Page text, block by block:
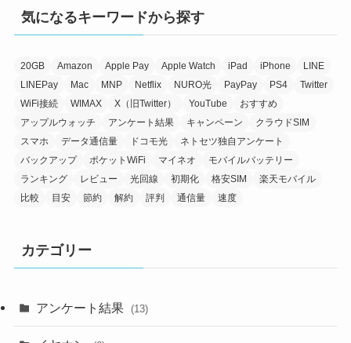
気になるキーワードから探す
20GB Amazon Apple Pay Apple Watch iPad iPhone
LINE
LINEPay
Mac MNP Netflix NURO光 PayPay PS4
Twitter
WiFi接続
WIMAX X（旧Twitter） YouTube
おすすめ
アップルウォッチ
アンケート結果 キャンペーン
クラウドSIM
スマホ
データ通信量 ドコモ光
ネトセツ独自アンケート
バックアップ
ポケットWiFi マイネオ
モバイルバッテリー
ランキング
レビュー 光回線 初期化 格安SIM
楽天モバイル
比較
目安 節約 解約 評判 通信量 速度
カテゴリー
アンケート結果 (13)